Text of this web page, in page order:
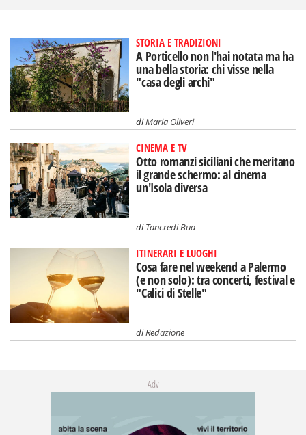
STORIA E TRADIZIONI
A Porticello non l'hai notata ma ha
una bella storia: chi visse nella
"casa degli archi"
diMaria Oliveri
CINEMA E TV
Otto romanzi siciliani che meritano
il grande schermo: al cinema
un'Isola diversa
diTancredi Bua
ITINERARI E LUOGHI
Cosa fare nel weekend a Palermo
(e non solo): tra concerti, festival e
"Calici di Stelle"
diRedazione
Adv